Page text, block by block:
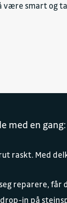
være smart og
med en gang:
raskt. Med
reparere,
in på